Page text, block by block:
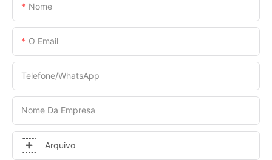
Nome
O Email
Telefone/WhatsApp
Nome Da Empresa
Arquivo